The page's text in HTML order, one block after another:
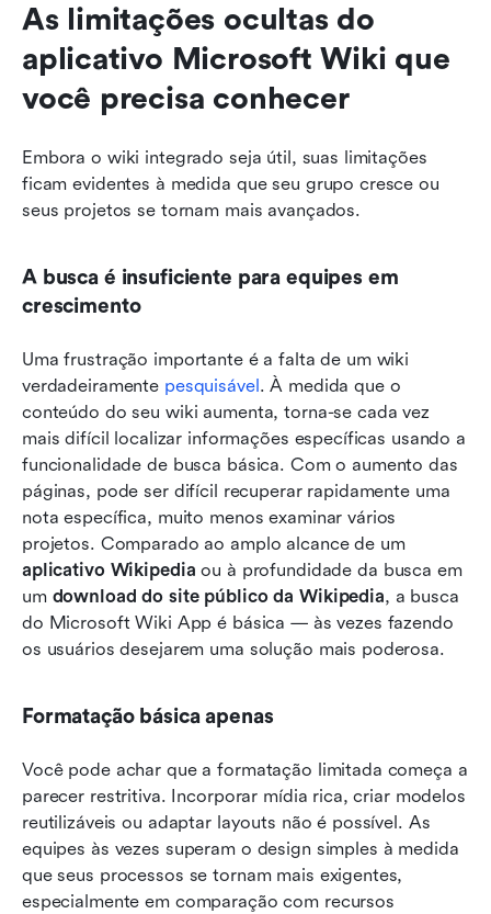
As limitações ocultas do
aplicativo Microsoft Wiki que
você precisa conhecer
Embora o wiki integrado seja útil, suas limitações
ficam evidentes à medida que seu grupo cresce ou
seus projetos se tornam mais avançados.
A busca é insuficiente para equipes em
crescimento
Uma frustração importante é a falta de um wiki
verdadeiramente pesquisável. À medida que o
conteúdo do seu wiki aumenta, torna-se cada vez
mais difícil localizar informações específicas usando a
funcionalidade de busca básica. Com o aumento das
páginas, pode ser difícil recuperar rapidamente uma
nota específica, muito menos examinar vários
projetos. Comparado ao amplo alcance de um
aplicativo Wikipedia ou à profundidade da busca em
um download do site público da Wikipedia, a busca
do Microsoft Wiki App é básica — às vezes fazendo
os usuários desejarem uma solução mais poderosa.
Formatação básica apenas
Você pode achar que a formatação limitada começa a
parecer restritiva. Incorporar mídia rica, criar modelos
reutilizáveis ou adaptar layouts não é possível. As
equipes às vezes superam o design simples à medida
que seus processos se tornam mais exigentes,
especialmente em comparação com recursos